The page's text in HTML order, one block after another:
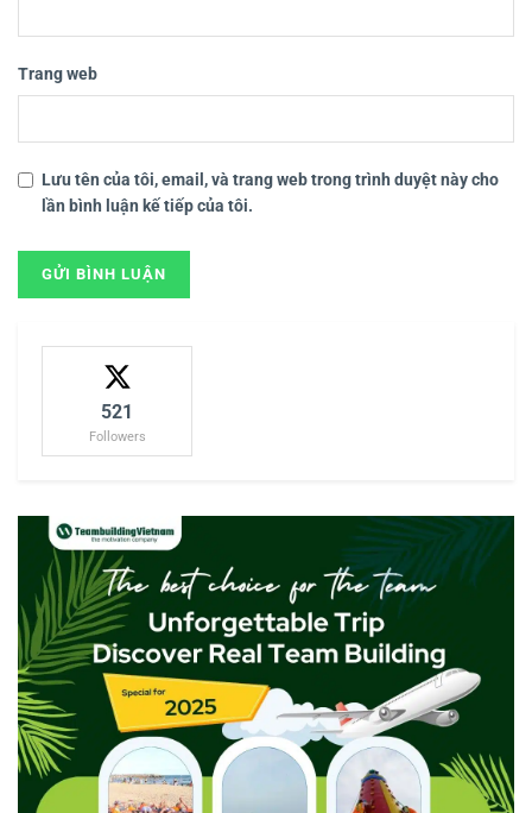
Trang web
Lưu tên của tôi, email, và trang web trong trình duyệt này cho
lần bình luận kế tiếp của tôi.
521
Followers